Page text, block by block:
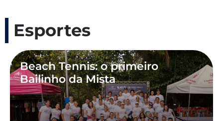
Esportes
Beach Tennis: o primeiro
Bailinho da Mista